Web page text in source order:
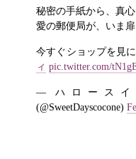
秘密の手紙から、真
愛の郵便局が、いま扉
今すぐショップを見
ィ pic.twitter.com/
— ハロースイ
(@SweetDayscocone)